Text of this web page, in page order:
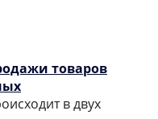
товаров
в двух